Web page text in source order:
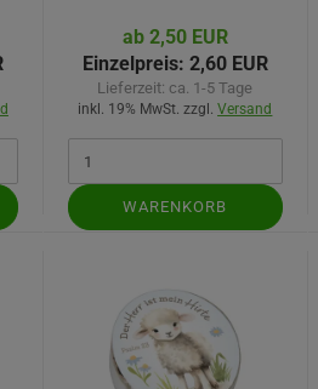
ab 2,50 EUR
Einzelpreis: 2,60 EUR
Lieferzeit: ca. 1-5 Tage
inkl. 19% MwSt. zzgl.Versand
WARENKORB